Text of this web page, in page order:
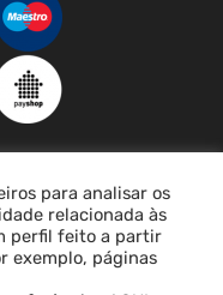
para analisar os
relacionada às
perfil feito a partir
exemplo, páginas